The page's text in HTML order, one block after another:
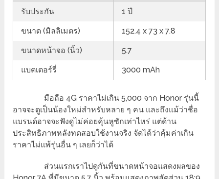
รับประกัน 1 ปี
ขนาด (มิลลิเมตร) 152.4 x 73 x 7.8
ขนาดหน้าจอ (นิ้ว) 5.7
แบตเตอร์รี่ 3000 mAh
มือถือ 4G ราคาไม่เกิน 5,000 จาก Honor รุ่นนี้
อาจจะดูเป็นน้องใหม่สำหรับหลาย ๆ คน และถึงแม้ว่าชื่อ
แบรนด์อาจจะฟังดูไม่ค่อยคุ้นหูซักเท่าไหร่ แต่ด้าน
ประสิทธิภาพหลังทดสอบใช้งานจริง จัดได้ว่าคุ้มค่าเกิน
ราคาไม่แพ้รุ่นอื่น ๆ เลยก็ว่าได้
ส่วนแรกเราไปดูกันที่ขนาดหน้าจอแสดงผลของ